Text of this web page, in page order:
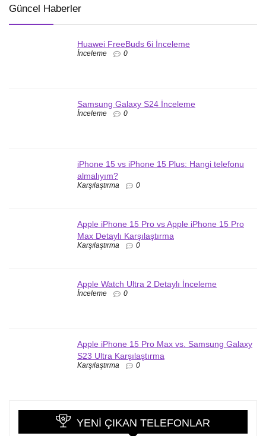
Güncel Haberler
Huawei FreeBuds 6i İnceleme
İnceleme 0
Samsung Galaxy S24 İnceleme
İnceleme 0
iPhone 15 vs iPhone 15 Plus: Hangi telefonu
almalıyım?
Karşılaştırma 0
Apple iPhone 15 Pro vs Apple iPhone 15 Pro
Max Detaylı Karşılaştırma
Karşılaştırma 0
Apple Watch Ultra 2 Detaylı İnceleme
İnceleme 0
Apple iPhone 15 Pro Max vs. Samsung Galaxy
S23 Ultra Karşılaştırma
Karşılaştırma 0
YENI ÇIKAN TELEFONLAR